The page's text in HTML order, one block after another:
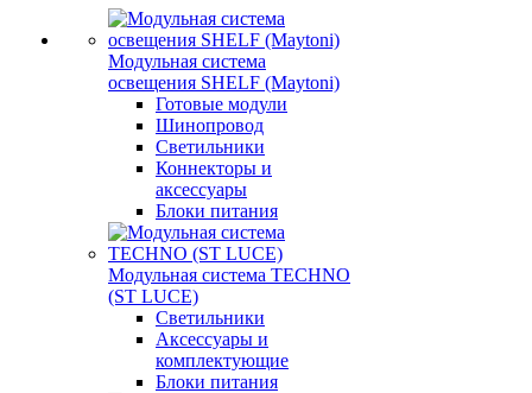
Модульная система
освещения SHELF (Maytoni)
Готовые модули
Шинопровод
Светильники
Коннекторы и
аксессуары
Блоки питания
Модульная система TECHNO
(ST LUCE)
Светильники
Аксессуары и
комплектующие
Блоки питания